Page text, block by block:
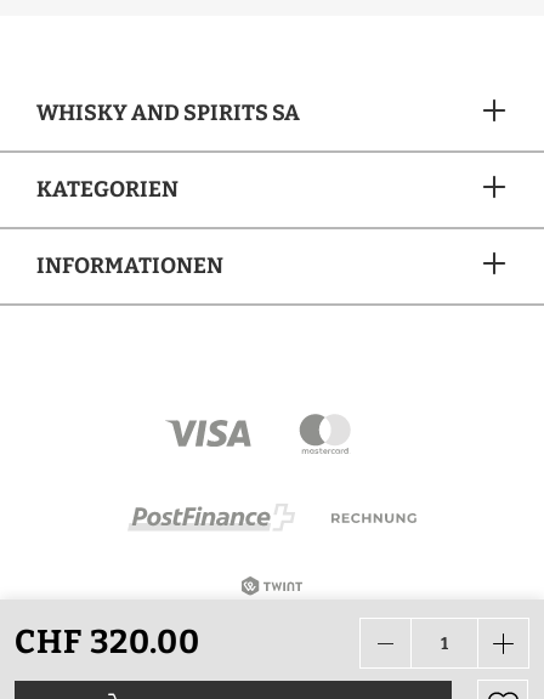
CHF 320.00
WHISKY AND SPIRITS SA
KATEGORIEN
INFORMATIONEN
Alle Preise in CHF inkl. Mehrwertsteuer zzgl.